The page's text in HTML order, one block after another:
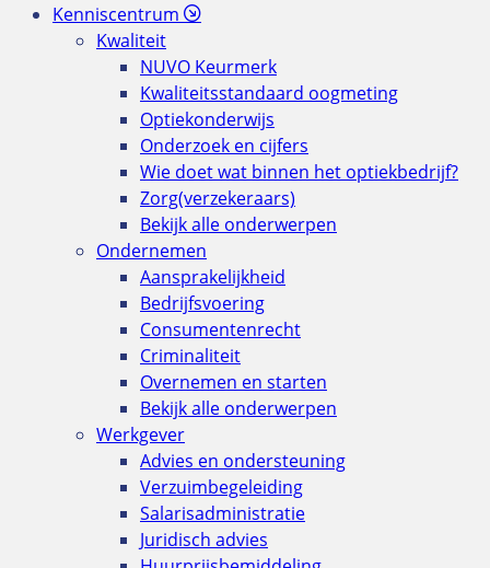
Kenniscentrum
Kwaliteit
NUVO Keurmerk
Kwaliteitsstandaard oogmeting
Optiekonderwijs
Onderzoek en cijfers
Wie doet wat binnen het optiekbedrijf?
Zorg(verzekeraars)
Bekijk alle onderwerpen
Ondernemen
Aansprakelijkheid
Bedrijfsvoering
Consumentenrecht
Criminaliteit
Overnemen en starten
Bekijk alle onderwerpen
Werkgever
Advies en ondersteuning
Verzuimbegeleiding
Salarisadministratie
Juridisch advies